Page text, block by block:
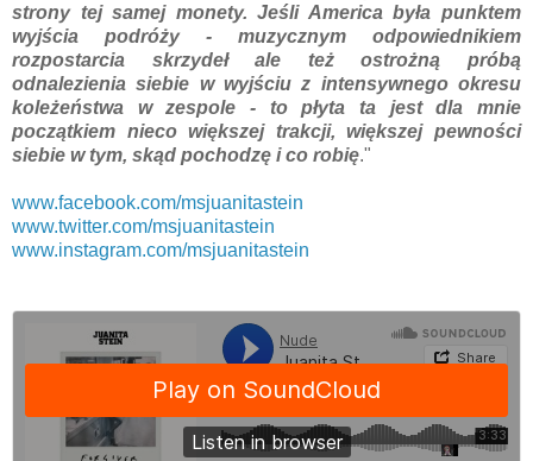
strony tej samej monety. Jeśli America była punktem
wyjścia podróży - muzycznym odpowiednikiem
rozpostarcia skrzydeł ale też ostrożną próbą
odnalezienia siebie w wyjściu z intensywnego okresu
koleżeństwa w zespole - to płyta ta jest dla mnie
początkiem nieco większej trakcji, większej pewności
siebie w tym, skąd pochodzę i co robię."
www.facebook.com/msjuanitastein
www.twitter.com/msjuanitastein
www.instagram.com/msjuanitastein